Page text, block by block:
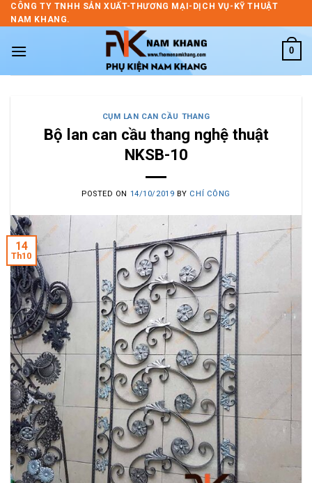
Skip
to
CÔNG TY TNHH SẢN XUẤT-THƯƠNG MẠI-DỊCH VỤ-KỸ THUẬT
NAM KHANG.
0
CỤM LAN CAN CẦU THANG
Bộ lan can cầu thang nghệ thuật
NKSB-10
POSTED ON 14/10/2019 BY CHÍ CÔNG
14
Th10